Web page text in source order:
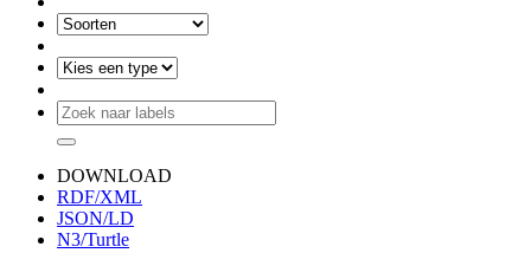
DOWNLOAD
RDF/XML
JSON/LD
N3/Turtle